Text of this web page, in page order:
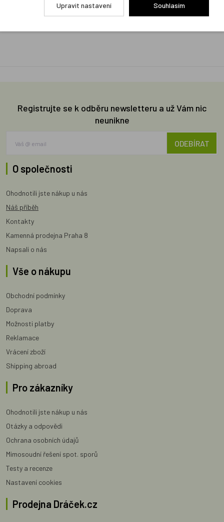
Objednávky obsahující jen skladové položky
expedujeme i v den objednávky, ostatní dle dodací
Registrujte se k odběru newsletteru a už Vám nic
neunikne
ODEBÍRAT
O společnosti
Ohodnotili jste nákup u nás
Náš příběh
Kontakty
Kamenná prodejna Praha 8
Napsali o nás
Vše o nákupu
Obchodní podmínky
Doprava
Možnosti platby
Reklamace
Vrácení zboží
Shipping abroad
Pro zákazníky
Ohodnotili jste nákup u nás
Otázky a odpovědi
Ochrana osobních údajů
Mimosoudní řešení spot. sporů
Testy a recenze
Nastavení cookies
Prodejna Dráček.cz
Upravit nastavení Souhlasím